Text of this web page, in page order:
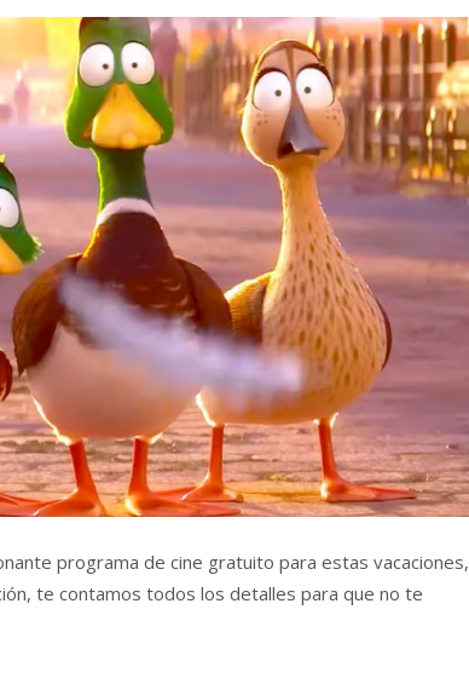
programa de cine gratuito para estas vacaciones,
te contamos todos los detalles para que no te